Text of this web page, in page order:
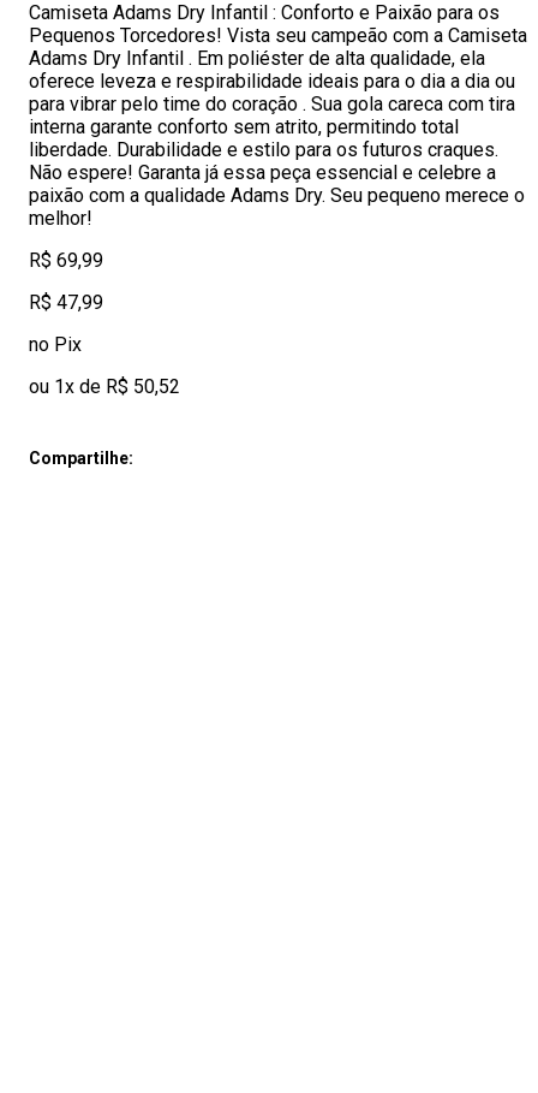
Camiseta Adams Dry Infantil : Conforto e Paixão para os
Pequenos Torcedores! Vista seu campeão com a Camiseta
Adams Dry Infantil . Em poliéster de alta qualidade, ela
oferece leveza e respirabilidade ideais para o dia a dia ou
para vibrar pelo time do coração . Sua gola careca com tira
interna garante conforto sem atrito, permitindo total
liberdade. Durabilidade e estilo para os futuros craques.
Não espere! Garanta já essa peça essencial e celebre a
paixão com a qualidade Adams Dry. Seu pequeno merece o
melhor!
R$ 69,99
R$ 47,99
no Pix
ou 1x de R$ 50,52
Compartilhe: